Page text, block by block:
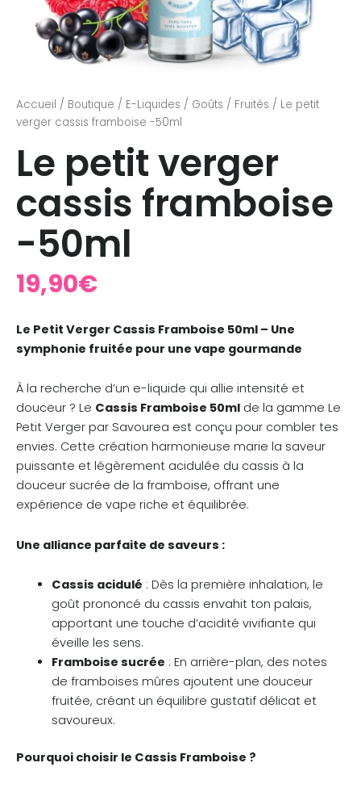
Accueil / Boutique / E-Liquides / Goûts / Fruités / Le petit
verger cassis framboise -50ml
Le petit verger
cassis framboise
-50ml
19,90€
Le Petit Verger Cassis Framboise 50ml – Une
symphonie fruitée pour une vape gourmande
À la recherche d’un e-liquide qui allie intensité et
douceur ? Le Cassis Framboise 50ml de la gamme Le
Petit Verger par Savourea est conçu pour combler tes
envies. Cette création harmonieuse marie la saveur
puissante et légèrement acidulée du cassis à la
douceur sucrée de la framboise, offrant une
expérience de vape riche et équilibrée.
Une alliance parfaite de saveurs :
Cassis acidulé : Dès la première inhalation, le
goût prononcé du cassis envahit ton palais,
apportant une touche d’acidité vivifiante qui
éveille les sens.
Framboise sucrée : En arrière-plan, des notes
de framboises mûres ajoutent une douceur
fruitée, créant un équilibre gustatif délicat et
savoureux.
Pourquoi choisir le Cassis Framboise ?